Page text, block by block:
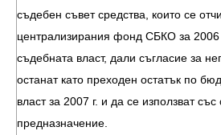
съдебен съвет средства, които се
централизирания фонд СБКО за 2006
съдебната власт, дали съгласие за
останат като преходен остатък по
власт за 2007 г. и да се използват
предназначение.